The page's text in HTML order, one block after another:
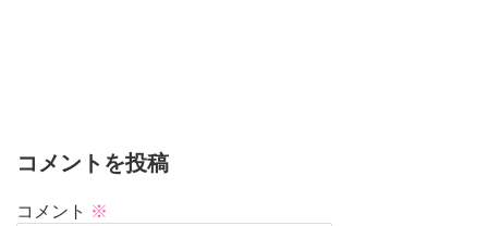
コメントを投稿
コメント ※